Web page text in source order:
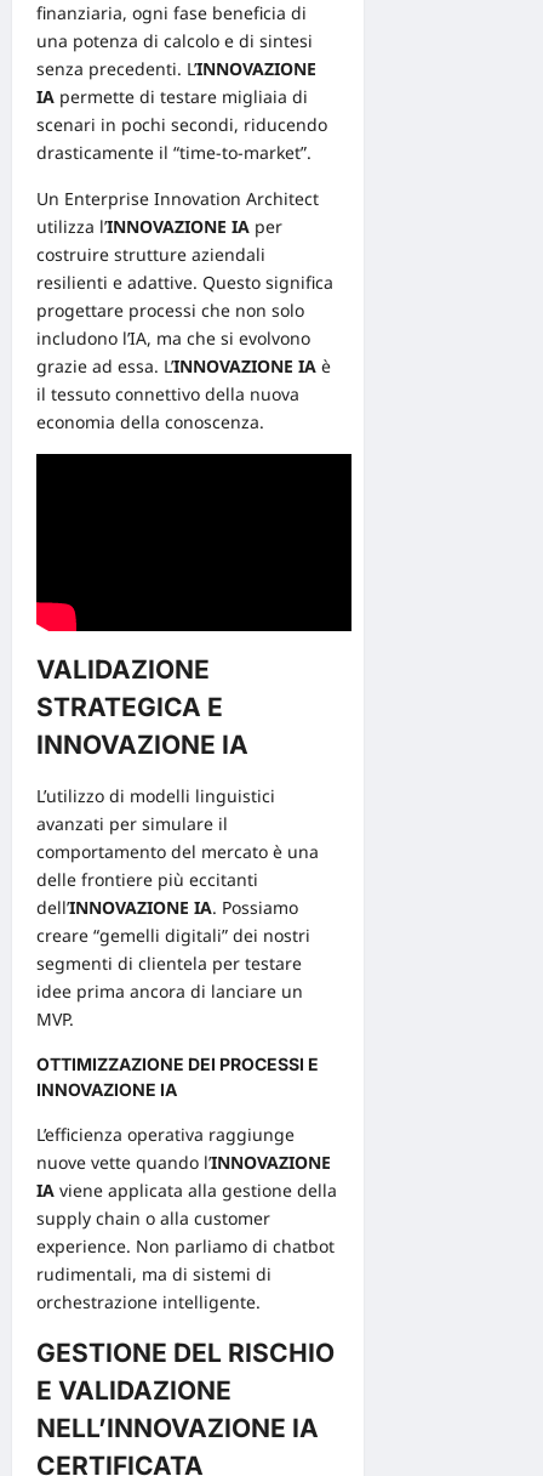
finanziaria, ogni fase beneficia di
una potenza di calcolo e di sintesi
senza precedenti. L’INNOVAZIONE
IA permette di testare migliaia di
scenari in pochi secondi, riducendo
drasticamente il “time-to-market”.
Un Enterprise Innovation Architect
utilizza l’INNOVAZIONE IA per
costruire strutture aziendali
resilienti e adattive. Questo significa
progettare processi che non solo
includono l’IA, ma che si evolvono
grazie ad essa. L’INNOVAZIONE IA è
il tessuto connettivo della nuova
economia della conoscenza.
VALIDAZIONE
STRATEGICA E
INNOVAZIONE IA
L’utilizzo di modelli linguistici
avanzati per simulare il
comportamento del mercato è una
delle frontiere più eccitanti
dell’INNOVAZIONE IA. Possiamo
creare “gemelli digitali” dei nostri
segmenti di clientela per testare
idee prima ancora di lanciare un
MVP.
OTTIMIZZAZIONE DEI PROCESSI E
INNOVAZIONE IA
L’efficienza operativa raggiunge
nuove vette quando l’INNOVAZIONE
IA viene applicata alla gestione della
supply chain o alla customer
experience. Non parliamo di chatbot
rudimentali, ma di sistemi di
orchestrazione intelligente.
GESTIONE DEL RISCHIO
E VALIDAZIONE
NELL’INNOVAZIONE IA
CERTIFICATA